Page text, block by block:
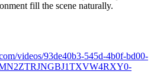
fill the scene naturally.
videos/93de40b3-545d-4b0f-bd00-